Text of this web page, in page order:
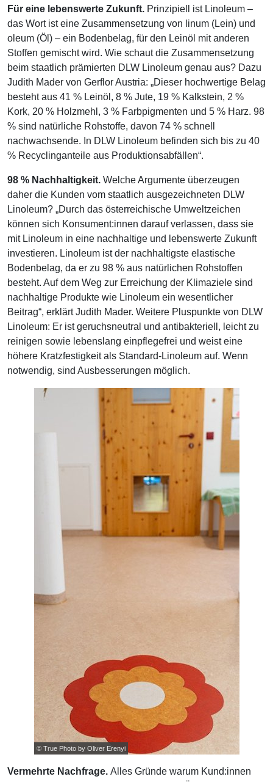
Für eine lebenswerte Zukunft. Prinzipiell ist Linoleum –
das Wort ist eine Zusammensetzung von linum (Lein) und
oleum (Öl) – ein Bodenbelag, für den Leinöl mit anderen
Stoffen gemischt wird. Wie schaut die Zusammensetzung
beim staatlich prämierten DLW Linoleum genau aus? Dazu
Judith Mader von Gerflor Austria: „Dieser hochwertige Belag
besteht aus 41 % Leinöl, 8 % Jute, 19 % Kalkstein, 2 %
Kork, 20 % Holzmehl, 3 % Farbpigmenten und 5 % Harz. 98
% sind natürliche Rohstoffe, davon 74 % schnell
nachwachsende. In DLW Linoleum befinden sich bis zu 40
% Recyclinganteile aus Produktionsabfällen“.
98 % Nachhaltigkeit. Welche Argumente überzeugen
daher die Kunden vom staatlich ausgezeichneten DLW
Linoleum? „Durch das österreichische Umweltzeichen
können sich Konsument:innen darauf verlassen, dass sie
mit Linoleum in eine nachhaltige und lebenswerte Zukunft
investieren. Linoleum ist der nachhaltigste elastische
Bodenbelag, da er zu 98 % aus natürlichen Rohstoffen
besteht. Auf dem Weg zur Erreichung der Klimaziele sind
nachhaltige Produkte wie Linoleum ein wesentlicher
Beitrag“, erklärt Judith Mader. Weitere Pluspunkte von DLW
Linoleum: Er ist geruchsneutral und antibakteriell, leicht zu
reinigen sowie lebenslang einpflegefrei und weist eine
höhere Kratzfestigkeit als Standard-Linoleum auf. Wenn
notwendig, sind Ausbesserungen möglich.
© True Photo by Oliver Erenyi
Vermehrte Nachfrage. Alles Gründe warum Kund:innen